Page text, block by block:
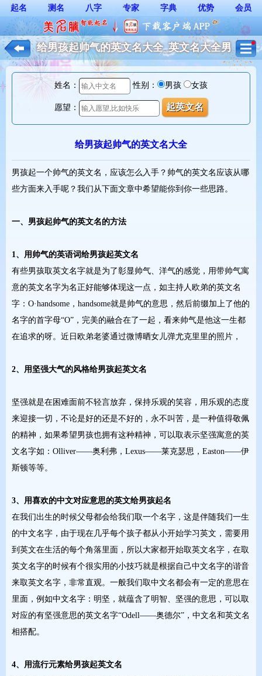
起名 测名 八字 专家 字典 优势 会员
给男孩起帅气的英文名大全_英文名大全男
孩*
姓名： 性别： 男孩 女孩
愿望：
给男孩起帅气的英文名大全
男孩起一个帅气的英文名，应该怎么入手？帅气的英文名应该从哪
些方面来入手呢？我们从下面文章中希望能你到你一些思路。
一、男孩起帅气的英文名的方法
1、用帅气的英语词给男孩起英文名
有些男孩取英文名字就是为了彰显帅气、洋气的感觉，用带帅气寓
意的英文名字为名正好能够体现这一点，如主持人欧弟的英文名
字：O·handsome，handsome就是帅气的意思，然后前缀加上了他的
名字的首字母“O”，完美的融合在了一起，看来帅气是他这一生都
在追求的呀。近日欧弟老婆通过微博晒女儿弹尤克里里的照片，
2、用坚强大气的风格给男孩起英文名
坚强就是在困难面前不轻言放弃，保持乐观的笑容，用乐观的态度
来迎接一切，不论是好的还是不好的，永不叫苦，是一种值得敬佩
的精神，如果希望男孩也拥有这种精神，可以取表示坚强寓意的英
文名字如：Olliver——奥利弗，Lexus——莱克瑟思，Easton——伊
斯顿等等。
3、用喜欢的中文对应意思的英文给男孩起名
在我们出生的时候父母都会给我们取一个名字，这是伴随我们一生
的中文名字，由于现在几乎每个孩子都从小开始学习英文，需要用
到英文在生活的每个角落里面，所以大家都开始取英文名字，在取
英文名字的时候有个很实用的小技巧就是根据自己中文名字的谐音
来取英文名字，非常直观。一般我们取中文名都会有一定的意思在
里面，例如中文名字：明坚，就蕴含了明智、坚强的意思，可以取
对应的有坚强意思的英文名字“Odell——奥德尔”，中文名和英文名
相搭配。
4、用流行元素给男孩起英文名